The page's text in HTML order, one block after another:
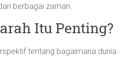
berbagai zaman.
Itu Penting?
tentang bagaimana dunia